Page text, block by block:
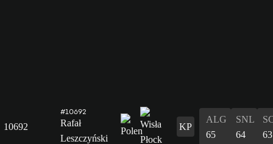
10692
#10692
Rafał
Leszczyński
KP
ALG
65
SNL
64
63